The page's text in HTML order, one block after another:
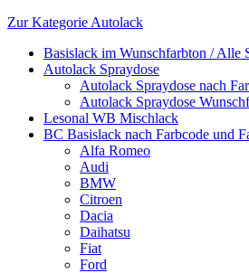
Zur Kategorie Autolack
Basislack im Wunschfarbton / Alle
Autolack Spraydose
Autolack Spraydose nach
Autolack Spraydose
Lesonal WB Mischlack
BC Basislack nach Farbcode und
Alfa Romeo
Audi
BMW
Citroen
Dacia
Daihatsu
Fiat
Ford